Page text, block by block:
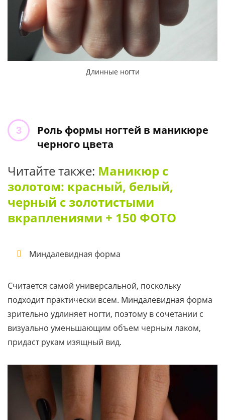
Длинные ногти
Роль формы ногтей в маникюре
черного цвета
Читайте также: Маникюр с
золотом: красный, белый,
черный с золотистыми
вкраплениями + 150 ФОТО
Миндалевидная форма
Считается самой универсальной, поскольку
подходит практически всем. Миндалевидная форма
зрительно удлиняет ногти, поэтому в сочетании с
визуально уменьшающим объем черным лаком,
придаст рукам изящный вид.